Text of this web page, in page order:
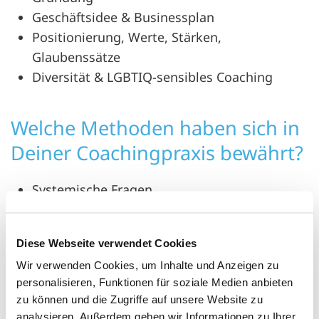
Diese Webseite verwendet Cookies
Wir verwenden Cookies, um Inhalte und Anzeigen zu
personalisieren, Funktionen für soziale Medien anbieten
zu können und die Zugriffe auf unsere Website zu
analysieren. Außerdem geben wir Informationen zu Ihrer
Geschäftsidee & Businessplan
Positionierung, Werte, Stärken,
Glaubenssätze
Diversität & LGBTIQ-sensibles Coaching
Welche Methoden haben sich in
Deiner Coachingpraxis bewährt?
Systemische Fragen
Presencing (eine ganz andere Methode, um
unbewusste Ressourcen zu aktivieren)
Arbeit mit Glaubenssätzen